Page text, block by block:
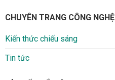
CHUYÊN TRANG CÔNG NGHỆ
Kiến thức chiếu sáng
Tin tức